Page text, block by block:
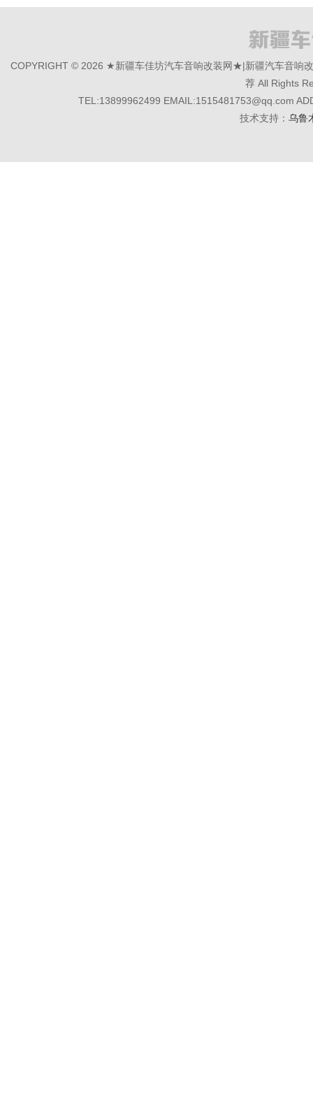
COPYRIGHT © 2026 ★新疆车佳坊汽车音响改装网★|新疆汽车音响
荐 All Rights
TEL:13899962499 EMAIL:1515481753@qq.com
技术支持： 乌鲁